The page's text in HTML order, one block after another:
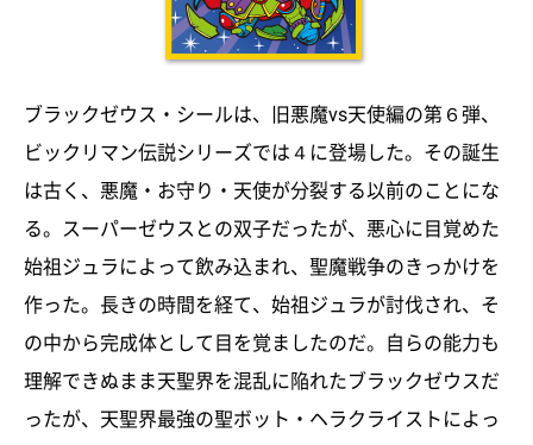
ブラックゼウス・シールは、旧悪魔vs天使編の第６弾、
ビックリマン伝説シリーズでは４に登場した。その誕生
は古く、悪魔・お守り・天使が分裂する以前のことにな
る。スーパーゼウスとの双子だったが、悪心に目覚めた
始祖ジュラによって飲み込まれ、聖魔戦争のきっかけを
作った。長きの時間を経て、始祖ジュラが討伐され、そ
の中から完成体として目を覚ましたのだ。自らの能力も
理解できぬまま天聖界を混乱に陥れたブラックゼウスだ
ったが、天聖界最強の聖ボット・ヘラクライストによっ